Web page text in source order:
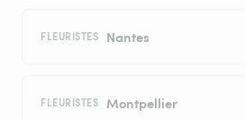
FLEURISTES Nantes
FLEURISTES Montpellier